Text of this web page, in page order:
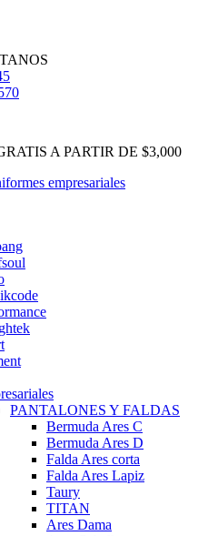
A PARTIR DE $3,000
PANTALONES Y FALDAS
Bermuda Ares C
Bermuda Ares D
Falda Ares corta
Falda Ares Lapiz
Taury
TITAN
Ares Dama